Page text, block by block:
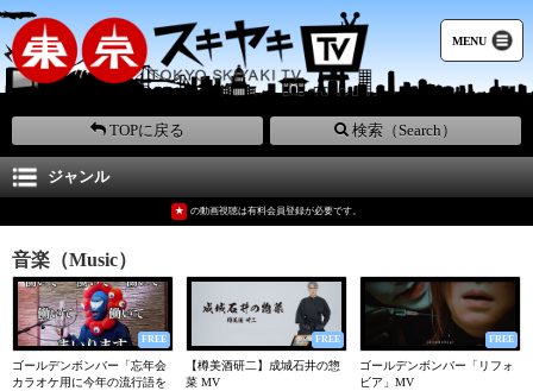
MENU
TOPに戻る 検索（Search）
ジャンル
★ の動画視聴は有料会員登録が必要です。
音楽（Music）
FREE
ゴールデンボンバー「忘年会
カラオケ用に今年の流行語を
FREE
【樽美酒研二】成城石井の惣
菜 MV
FREE
ゴールデンボンバー「リフォ
ビア」MV